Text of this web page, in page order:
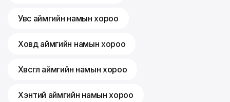
Увс аймгийн намын хороо
Ховд аймгийн намын хороо
Хөвсгөл аймгийн намын хороо
Хэнтий аймгийн намын хороо